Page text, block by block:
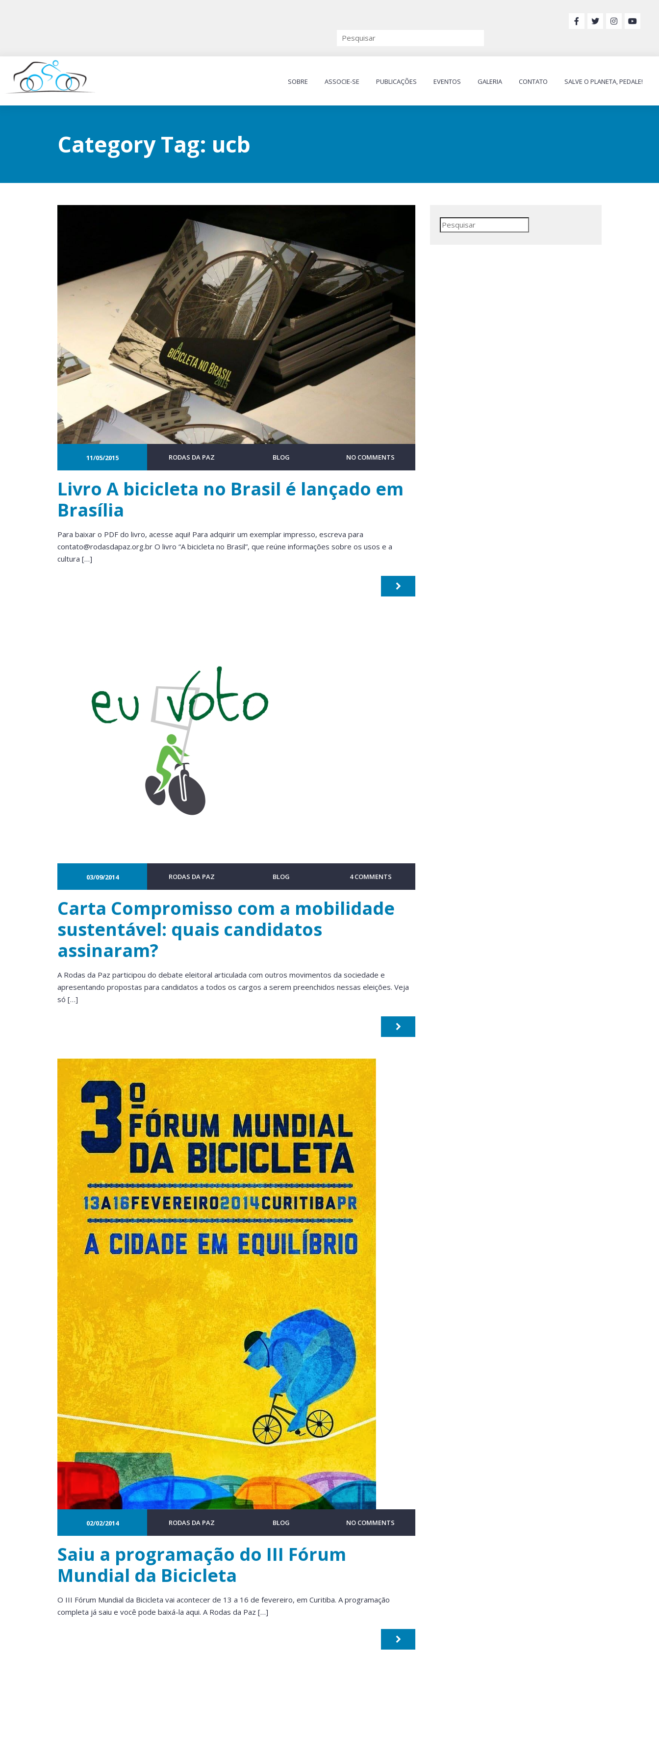
SOBRE ASSOCIE-SE PUBLICAÇÕES EVENTOS GALERIA CONTATO SALVE O PLANETA, PEDALE!
Category Tag: ucb
11/05/2015 RODAS DA PAZ BLOG NO COMMENTS
Livro A bicicleta no Brasil é lançado em
Brasília
Para baixar o PDF do livro, acesse aqui! Para adquirir um exemplar impresso, escreva para
contato@rodasdapaz.org.br O livro “A bicicleta no Brasil”, que reúne informações sobre os usos e a
cultura […]
03/09/2014 RODAS DA PAZ BLOG 4 COMMENTS
Carta Compromisso com a mobilidade
sustentável: quais candidatos
assinaram?
A Rodas da Paz participou do debate eleitoral articulada com outros movimentos da sociedade e
apresentando propostas para candidatos a todos os cargos a serem preenchidos nessas eleições. Veja
só […]
02/02/2014 RODAS DA PAZ BLOG NO COMMENTS
Saiu a programação do III Fórum
Mundial da Bicicleta
O III Fórum Mundial da Bicicleta vai acontecer de 13 a 16 de fevereiro, em Curitiba. A programação
completa já saiu e você pode baixá-la aqui. A Rodas da Paz […]
Pesquisar